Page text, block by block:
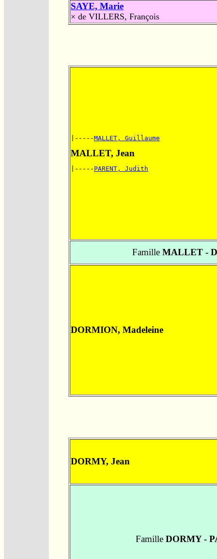
SAYE, Marie
× de VILLERS, François
|-----MALLET, Guillaume
MALLET, Jean
|----- PARENT, Judith
Famille MALLET -
DORMION, Madeleine
DORMY, Jean
FamilleDORMY -